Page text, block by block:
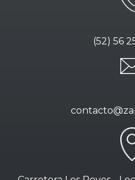
(52) 56